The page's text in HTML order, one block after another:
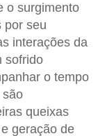
o surgimento
por seu
interações da
sofrido
o tempo
são
queixas
e geração de